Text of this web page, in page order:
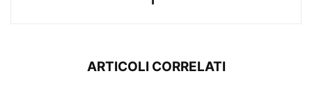
ARTICOLI CORRELATI